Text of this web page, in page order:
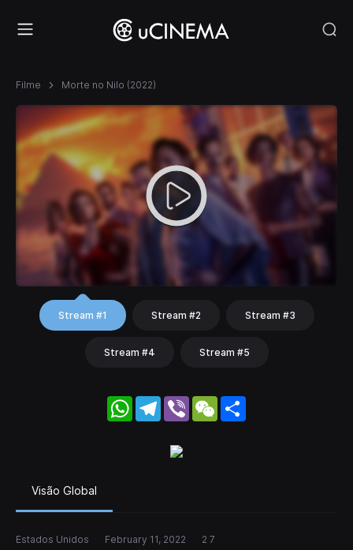
Filme Morte no Nilo (2022)
Stream #1 Stream #2 Stream #3
Stream #4 Stream #5
WhatsApp
Telegram
Viber WeChat
Visão Global
Estados Unidos February 11, 2022 2 7